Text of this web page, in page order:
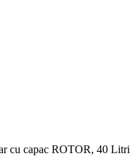
cu capac ROTOR, 40 Litri